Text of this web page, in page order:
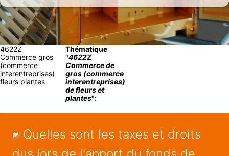
4622Z
Commerce gros
(commerce
interentreprises)
fleurs plantes
Thématique
"4622Z
Commerce de
gros (commerce
interentreprises)
de fleurs et
plantes":
Quelles sont les taxes et droits